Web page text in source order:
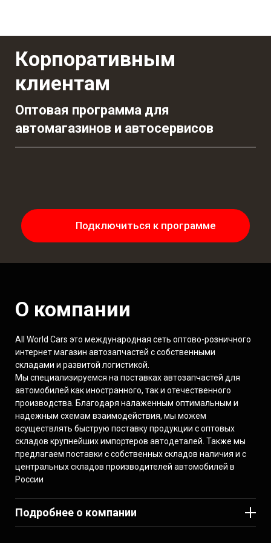
Корпоративным
клиентам
Оптовая программа для
автомагазинов и автосервисов
Подключиться к программе
О компании
All World Cars это международная сеть оптово-розничного
интернет магазин автозапчастей с собственными
складами и развитой логистикой.
Мы специализируемся на поставках автозапчастей для
автомобилей как иностранного, так и отечественного
производства. Благодаря налаженным оптимальным и
надежным схемам взаимодействия, мы можем
осуществлять быструю поставку продукции с оптовых
складов крупнейших импортеров автодеталей. Также мы
предлагаем поставки с собственных складов наличия и с
центральных складов производителей автомобилей в
России
Подробнее о компании
Выгодные условия дисконта для небольших магазинов и